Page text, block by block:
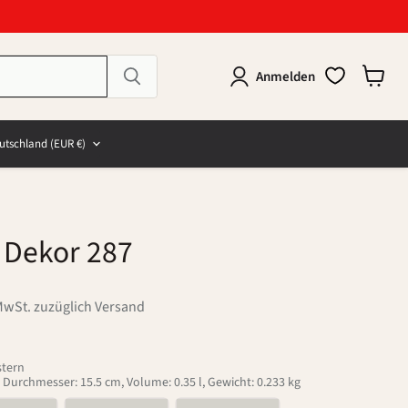
Anmelden
(EUR €)
287
zuzüglich Versand
15.5 cm, Volume: 0.35 l, Gewicht: 0.233 kg